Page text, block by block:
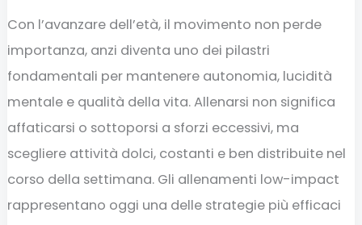
Con l’avanzare dell’età, il movimento non perde
importanza, anzi diventa uno dei pilastri
fondamentali per mantenere autonomia, lucidità
mentale e qualità della vita. Allenarsi non significa
affaticarsi o sottoporsi a sforzi eccessivi, ma
scegliere attività dolci, costanti e ben distribuite nel
corso della settimana. Gli allenamenti low-impact
rappresentano oggi una delle strategie più efficaci